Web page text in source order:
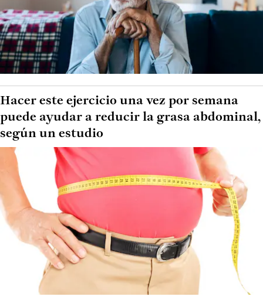
Hacer este ejercicio una vez por semana
puede ayudar a reducir la grasa abdominal,
según un estudio